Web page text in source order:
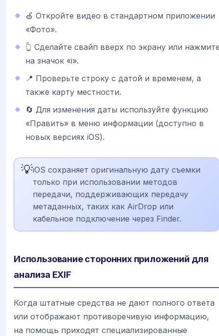
🍏 Откройте видео в стандартном приложении
«Фото».
👆 Сделайте свайп вверх по экрану или
на значок «i».
📍 Проверьте строку с датой и временем, а
также карту местности.
🔄 Для изменения даты используйте функцию
«Править» в меню информации (доступно в
новых версиях iOS).
💡iOS сохраняет оригинальную дату съемки
только при использовании методов
передачи, поддерживающих передачу
метаданных, таких как AirDrop или
кабельное подключение через Finder.
Использование сторонних приложений для
анализа EXIF
Когда штатные средства не дают полного ответа
или отображают противоречивую информацию,
на помощь приходят специализированные